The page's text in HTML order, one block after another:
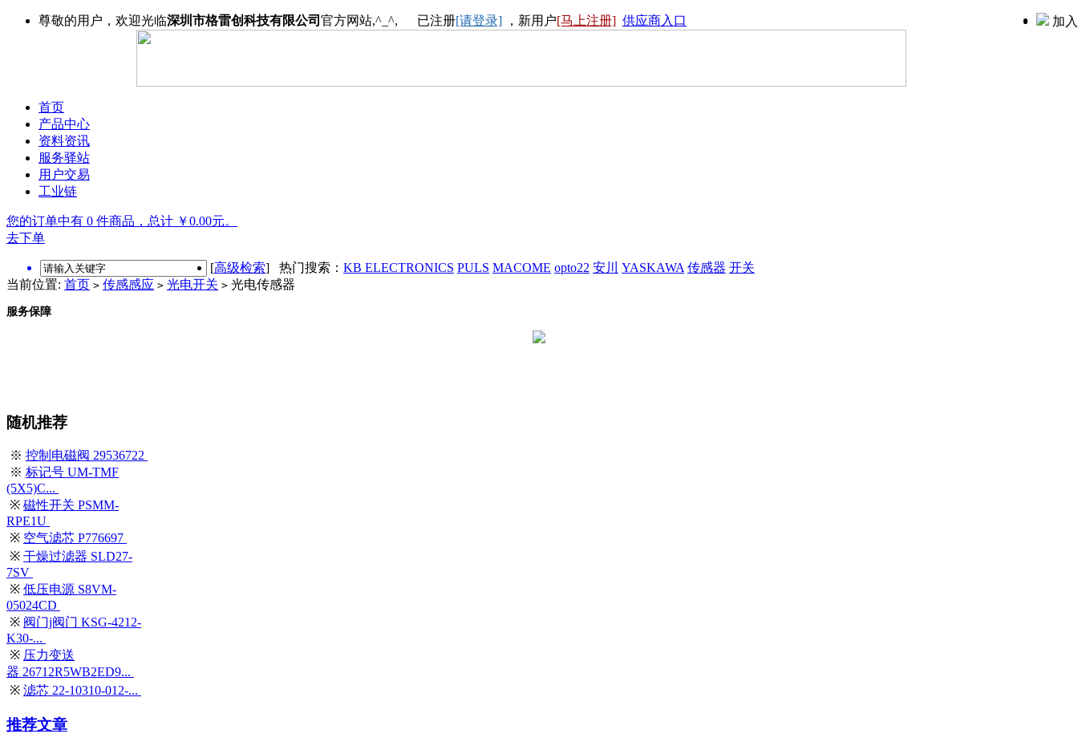
尊敬的用户，欢迎光临深圳市格雷创科技有限公司 官方网站,^_^, 已注册[请登录] ，新用户[马上注册] 供应商入口 加
首页
产品中心
资料资讯
服务驿站
用户交易
工业链
您的订单中有 0 件商品，总计 ￥0.00元。
去下单
[高级检索] 热门搜索： KB ELECTRONICS PULS MACOME opto22 安川 YASKAWA 传感器 开关
当前位置: 首页 > 传感感应 > 光电开关 > 光电传感器
服务保障
随机推荐
※ 控制电磁阀 29536722
※ 标记号 UM-TMF
(5X5)C...
※ 磁性开关 PSMM-
RPE1U
※ 空气滤芯 P776697
※ 干燥过滤器 SLD27-
7SV
※ 低压电源 S8VM-
05024CD
※ 阀门j阀门 KSG-4212-
K30-...
※ 压力变送
器 26712R5WB2ED9...
※ 滤芯 22-10310-012-...
推荐文章